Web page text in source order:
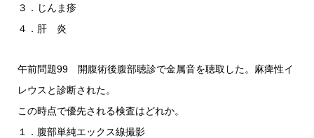
３．じんま疹
４．肝 炎
午前問題99 開腹術後腹部聴診で金属音を聴取した。麻痺性イ
レウスと診断された。
この時点で優先される検査はどれか。
１．腹部単純エックス線撮影